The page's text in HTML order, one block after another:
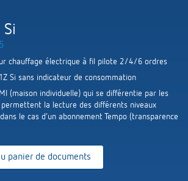
de présence et de mouvement
à LED
et variation fiables des LED
les capteurs de CO2
de presse
dans le monde
chauffage électrique à fil pilote 2/4/6 ordres
Si sans indicateur de consommation
(maison individuelle) qui se différentie par les
permettent la lecture des différents niveaux
le cas d’un abonnement Tempo (transparence
panier de documents